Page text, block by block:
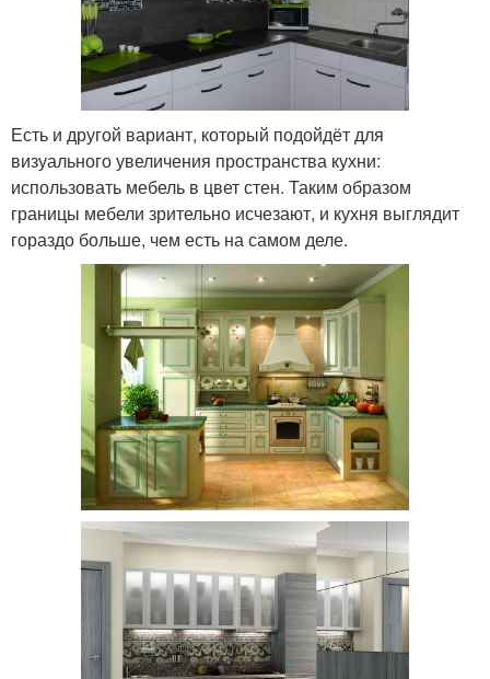
Есть и другой вариант, который подойдёт для
визуального увеличения пространства кухни:
использовать мебель в цвет стен. Таким образом
границы мебели зрительно исчезают, и кухня выглядит
гораздо больше, чем есть на самом деле.